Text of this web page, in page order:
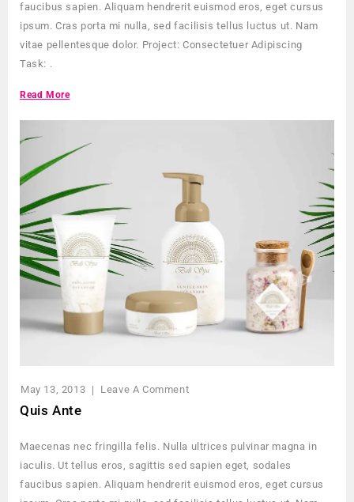
faucibus sapien. Aliquam hendrerit euismod eros, eget cursus
ipsum. Cras porta mi nulla, sed facilisis tellus luctus ut. Nam
vitae pellentesque dolor. Project: Consectetuer Adipiscing
Task: .
Read More
May 13, 2013 Leave A Comment
Quis Ante
Maecenas nec fringilla felis. Nulla ultrices pulvinar magna in
iaculis. Ut tellus eros, sagittis sed sapien eget, sodales
faucibus sapien. Aliquam hendrerit euismod eros, eget cursus